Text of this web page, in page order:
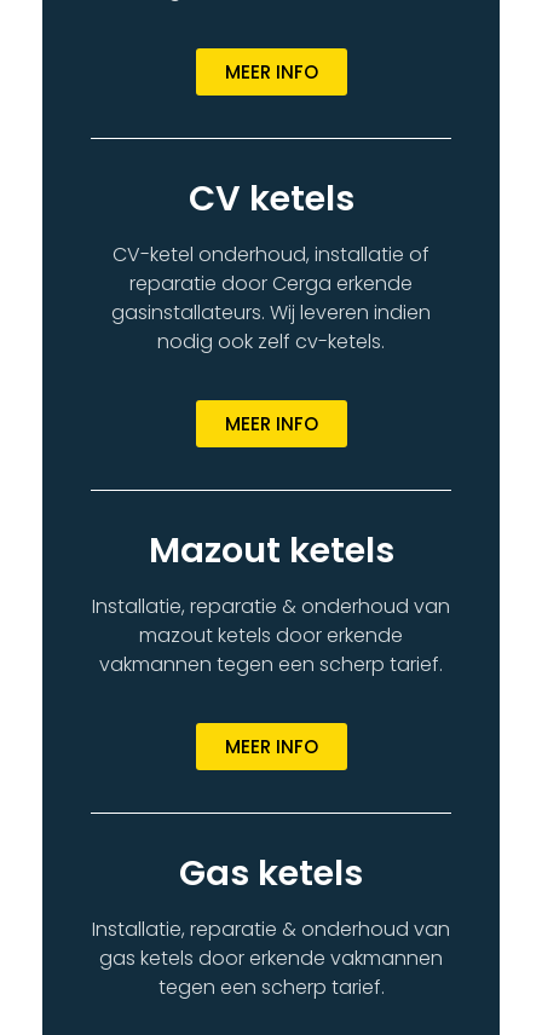
MEER INFO
CV ketels
CV-ketel onderhoud, installatie of
reparatie door Cerga erkende
gasinstallateurs. Wij leveren indien
nodig ook zelf cv-ketels.
MEER INFO
Mazout ketels
Installatie, reparatie & onderhoud van
mazout ketels door erkende
vakmannen tegen een scherp tarief.
MEER INFO
Gas ketels
Installatie, reparatie & onderhoud van
gas ketels door erkende vakmannen
tegen een scherp tarief.